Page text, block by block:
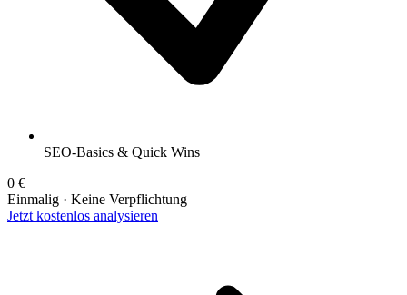
SEO-Basics & Quick Wins
0 €
Einmalig · Keine Verpflichtung
Jetzt kostenlos analysieren